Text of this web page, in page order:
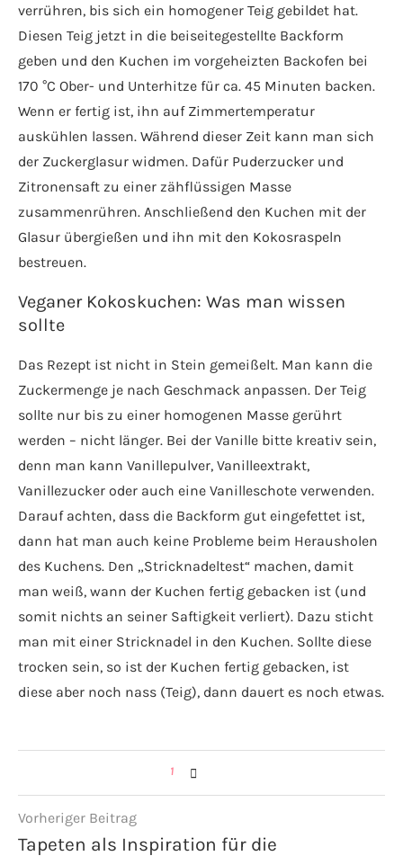
verrühren, bis sich ein homogener Teig gebildet hat.
Diesen Teig jetzt in die beiseitegestellte Backform
geben und den Kuchen im vorgeheizten Backofen bei
170 °C Ober- und Unterhitze für ca. 45 Minuten backen.
Wenn er fertig ist, ihn auf Zimmertemperatur
auskühlen lassen. Während dieser Zeit kann man sich
der Zuckerglasur widmen. Dafür Puderzucker und
Zitronensaft zu einer zähflüssigen Masse
zusammenrühren. Anschließend den Kuchen mit der
Glasur übergießen und ihn mit den Kokosraspeln
bestreuen.
Veganer Kokoskuchen: Was man wissen
sollte
Das Rezept ist nicht in Stein gemeißelt. Man kann die
Zuckermenge je nach Geschmack anpassen. Der Teig
sollte nur bis zu einer homogenen Masse gerührt
werden – nicht länger. Bei der Vanille bitte kreativ sein,
denn man kann Vanillepulver, Vanilleextrakt,
Vanillezucker oder auch eine Vanilleschote verwenden.
Darauf achten, dass die Backform gut eingefettet ist,
dann hat man auch keine Probleme beim Herausholen
des Kuchens. Den „Stricknadeltest“ machen, damit
man weiß, wann der Kuchen fertig gebacken ist (und
somit nichts an seiner Saftigkeit verliert). Dazu sticht
man mit einer Stricknadel in den Kuchen. Sollte diese
trocken sein, so ist der Kuchen fertig gebacken, ist
diese aber noch nass (Teig), dann dauert es noch etwas.
1
Vorheriger Beitrag
Tapeten als Inspiration für die